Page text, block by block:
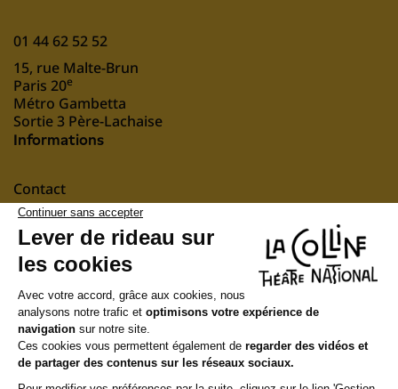
01 44 62 52 52
15, rue Malte-Brun
Paris 20e
Métro Gambetta
Sortie 3 Père-Lachaise
Informations
Contact
Mentions légales
nous soutenir
Suivez-nous
Newsletter